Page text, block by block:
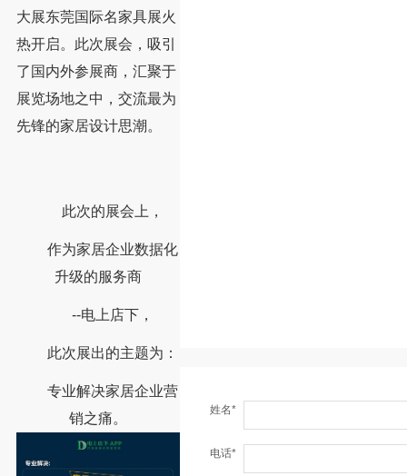
大展东莞国际名家具展火
热开启。此次展会，吸引
了国内外参展商，汇聚于
展览场地之中，交流最为
先锋的家居设计思潮。
此次的展会上，
作为家居企业数据化
升级的服务商
--电上店下，
此次展出的主题为：
专业解决家居企业营
销之痛。
姓名*
电话*